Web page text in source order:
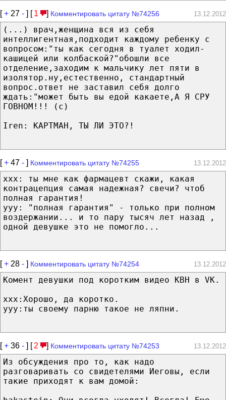
[+ 27 - ] [ 1 ] Комментировать цитату №74256 13.12.2012
(...) врач,женщина вся из себя
интеллигентная,подходит каждому ребенку с
вопросом:"ты как сегодня в туалет ходил-
кашицей или колбаской?"обошли все
отделение,заходим к мальчику лет пяти в
изолятор.ну,естественно, стандартный
вопрос.ответ не заставил себя долго
ждать:"может быть вы едой какаете,А Я СРУ
ГОВНОМ!!! (c)
Iren: КАРТМАН, ТЫ ЛИ ЭТО?!
[+ 47 - ] Комментировать цитату №74255 13.12.2012
ххх: ты мне как фармацевт скажи, какая
контрацепция самая надежная? свечи? чтоб
полная гарантия!
ууу: "полная гарантия" - только при полном
воздержании... и то пару тысяч лет назад ,
одной девушке это не помогло...
[+ 28 - ] Комментировать цитату №74254 13.12.2012
Комент девушки под коротким видео КВН в VK.
xxx:Хорошо, да коротко.
yyy:ты своему парню такое не ляпни.
[+ 36 - ] [ 2 ] Комментировать цитату №74253 13.12.2012
Из обсуждения про то, как надо
разговаривать со свидетелями Иеговы, если
такие приходят к вам домой: